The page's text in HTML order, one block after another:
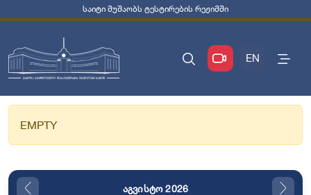
საიტი მუშაობს ტესტირების რეჟიმში
EN
EMPTY
აგვისტო 2026